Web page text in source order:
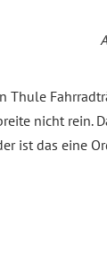
Thule
nicht rein.
ist das eine